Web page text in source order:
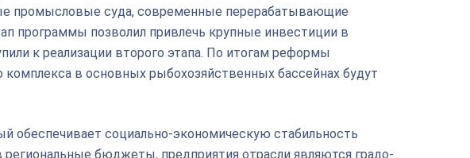
промысловые суда, современные перерабатывающие
программы позволил привлечь крупные инвестиции в
к реализации второго этапа. По итогам реформы
в основных рыбохозяйственных бассейнах будут
обеспечивает социально-экономическую стабильность
бюджеты, предприятия отрасли являются градо-